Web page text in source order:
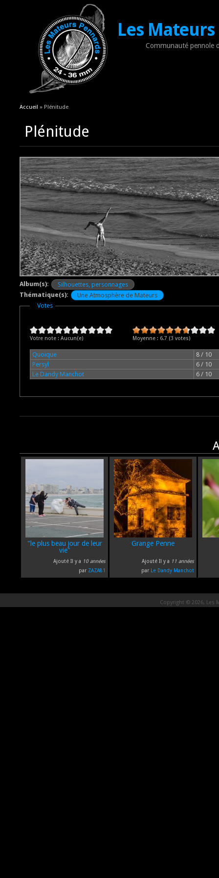
Les
Communauté pennole
Vous êtes ici
Accueil » Plénitude
Plénitude
Album(s):
Silhouettes, personnages
Thématique(s):
Une Atmosphère de Mateurs
Masquer
Votes
Votre note : Aucun(e) Moyenne : 6.7 (3 votes)
Quoique
8 / 10
Persyl
6 / 10
Le Dandy Manchot
6 / 10
"le plus beau jour de leur
vie"
Ajouté Il y a 10 années
par ZAZA81
Grange Penne
Ajouté Il y a 11 années
par Le Dandy Manchot
Copyright © 2026, Les